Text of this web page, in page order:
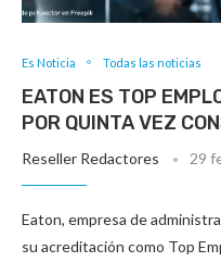
Es Noticia Todas las noticias
EATON ES TOP
POR QUINTA VEZ
Reseller Redactores 29
Eaton, empresa de
su acreditación como Top